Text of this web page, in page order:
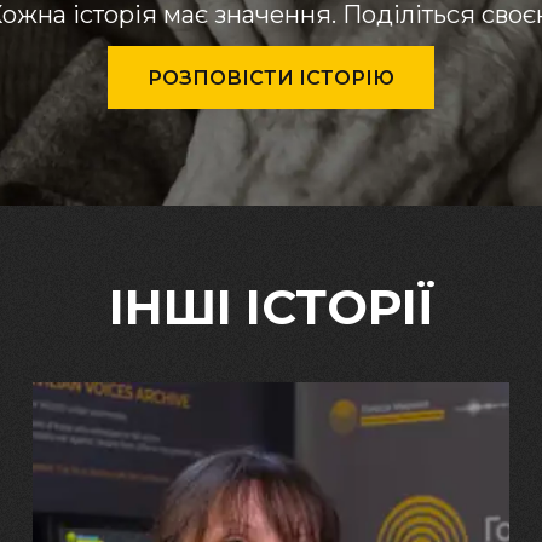
історія має значення. Поділіться
РОЗПОВІСТИ ІСТОРІЮ
ІНШІ ІСТОРІЇ